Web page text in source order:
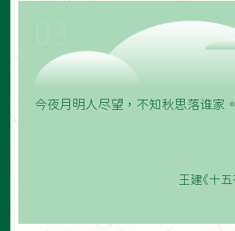
今夜月明人尽望，不知秋思落谁家。
王建《十